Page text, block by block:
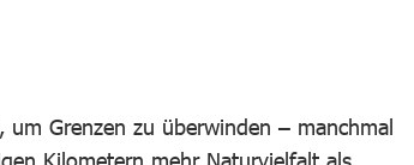
Grenzen zu überwinden – manchmal